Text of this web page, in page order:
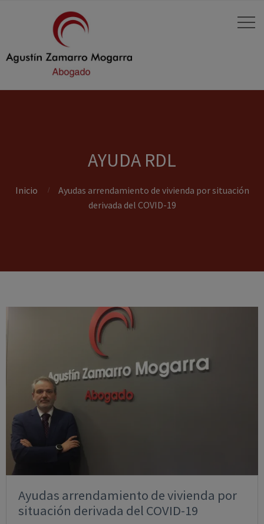
AYUDA RDL
Inicio
Ayudas arrendamiento de vivienda por situación
derivada del COVID-19
Ayudas arrendamiento de vivienda por
situación derivada del COVID-19